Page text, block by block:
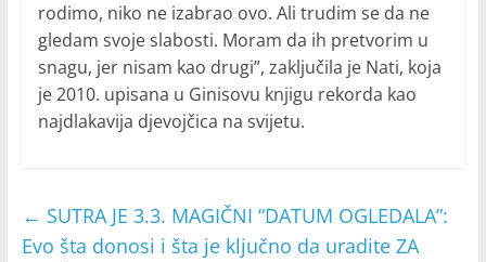
rodimo, niko ne izabrao ovo. Ali trudim se da ne
gledam svoje slabosti. Moram da ih pretvorim u
snagu, jer nisam kao drugi”, zaključila je Nati, koja
je 2010. upisana u Ginisovu knjigu rekorda kao
najdlakavija djevojčica na svijetu.
← SUTRA JE 3.3. MAGIČNI “DATUM OGLEDALA”:
Evo šta donosi i šta je ključno da uradite ZA